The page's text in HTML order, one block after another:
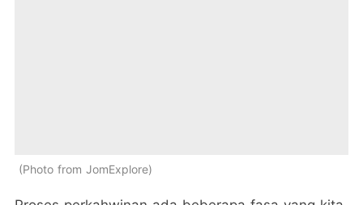
Photo from JomExplore